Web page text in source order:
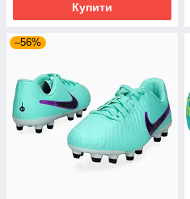
Купити
–56%